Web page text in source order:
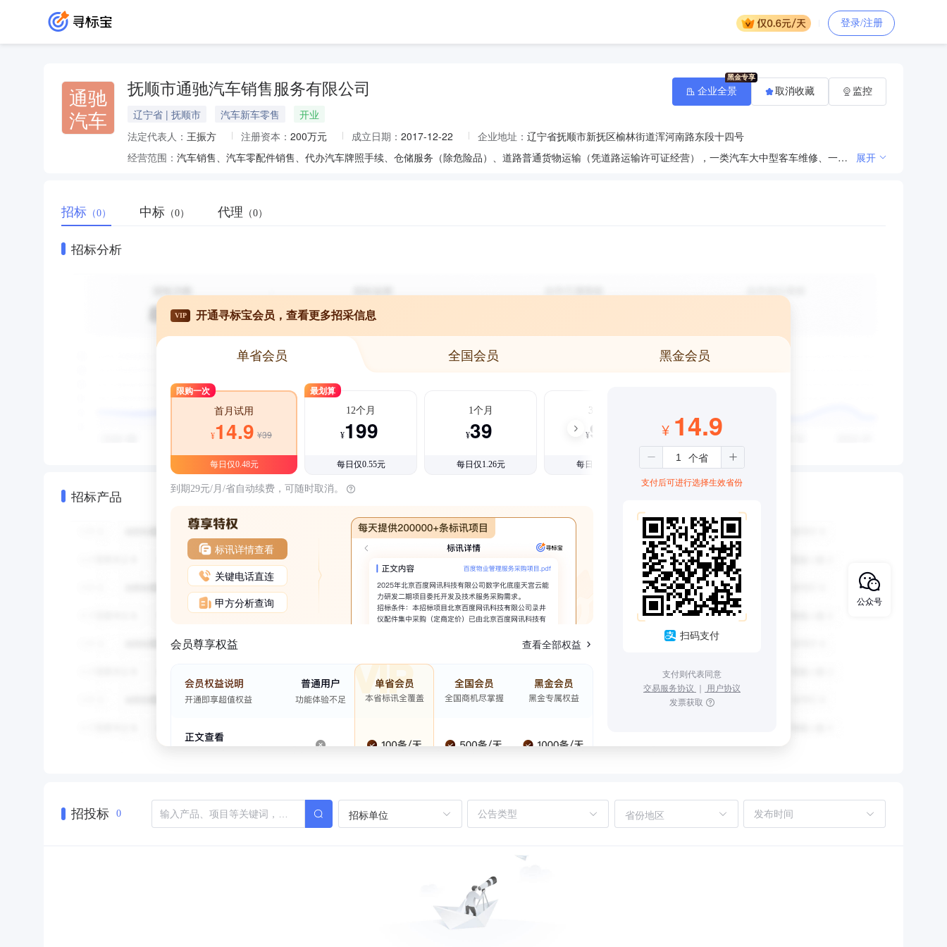
登录/注册
通驰
汽车
抚顺市通驰汽车销售服务有限公司
辽宁省 | 抚顺市 汽车新车零售
开业
法定代表人： 王振方 注册资本： 200万元 成立日期： 2017-12-22 企业地址： 辽宁省抚顺市新抚区榆林街道浑河南路东段十四号
经营范围：
汽车销售、汽车零配件销售、代办汽车牌照手续、仓储服务（除危险品）、道路普通货物运输（凭道路运输许可证经营），一类汽车大中型客车维修、一类汽车大中型货车维修、一类汽车小型车辆维修、一类汽车危险货物运输车辆维修、汽车装饰、汽车用品销售。 展开
企业全景 取消收藏 监控
招标 （0） 中标 （0） 代理 （0）
招标分析
招标产品
VIP 开通寻标宝会员，查看更多招采信息
单省会员 全国会员 黑金会员
限购一次
首月试用
¥14.9 ¥39
每日仅0.48元
最划算
12个月
¥199
每日仅0.55元
1个月
¥39
每日仅1.26元
3个月
¥99
每日仅1.08元
到期29元/月/省自动续费，可随时取消。
标讯详情查看
关键电话直连
甲方分析查询
会员尊享权益 查看全部权益
¥ 14.9
支付后可进行选择生效省份
扫码支付
支付则代表同意
交易服务协议 ｜ 用户协议
发票获取
招投标 0 招标单位 省份地区
公众号